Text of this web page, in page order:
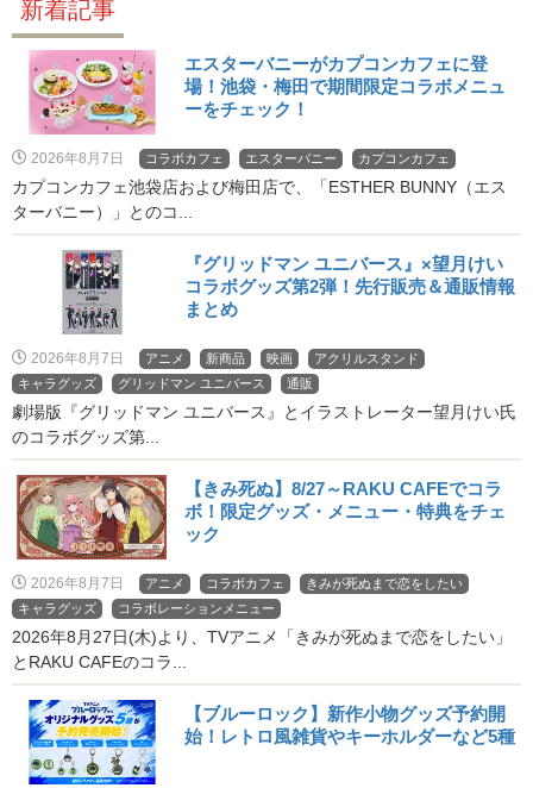
新着記事
エスターバニーがカプコンカフェに登
場！池袋・梅田で期間限定コラボメニュ
ーをチェック！
2026年8月7日 コラボカフェ エスターバニー カプコンカフェ
カプコンカフェ池袋店および梅田店で、「ESTHER BUNNY（エス
ターバニー）」とのコ...
『グリッドマン ユニバース』×望月けい
コラボグッズ第2弾！先行販売＆通販情報
まとめ
2026年8月7日 アニメ 新商品 映画
アクリルスタンド
キャラグッズ
グリッドマン ユニバース 通販
劇場版『グリッドマン ユニバース』とイラストレーター望月けい氏
のコラボグッズ第...
【きみ死ぬ】8/27～RAKU CAFEでコラ
ボ！限定グッズ・メニュー・特典をチェ
ック
2026年8月7日 アニメ コラボカフェ
きみが死ぬまで恋をしたい
キャラグッズ
コラボレーションメニュー
2026年8月27日(木)より、TVアニメ「きみが死ぬまで恋をしたい」
とRAKU CAFEのコラ...
【ブルーロック】新作小物グッズ予約開
始！レトロ風雑貨やキーホルダーなど5種